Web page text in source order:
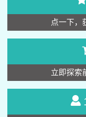
点一下，
立即探索